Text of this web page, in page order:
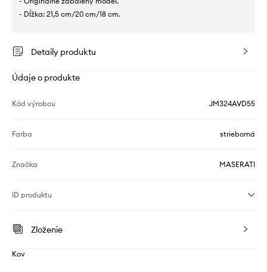
- Dĺžka: 21,5 cm/20 cm/18 cm.
Detaily produktu
Údaje o produkte
Kód výrobcu JM324AVD55
Farba strieborná
Značka MASERATI
ID produktu
Zloženie
Kov